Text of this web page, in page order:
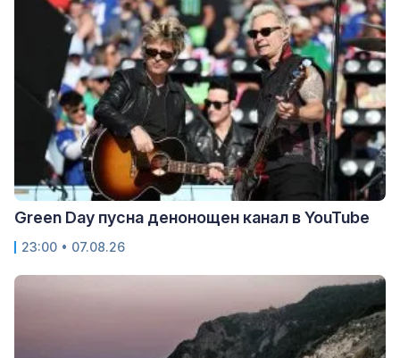
Green Day пусна денонощен канал в YouTube
23:00 • 07.08.26